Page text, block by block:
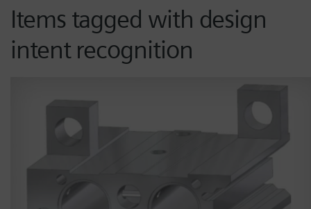
Items tagged with design
intent recognition